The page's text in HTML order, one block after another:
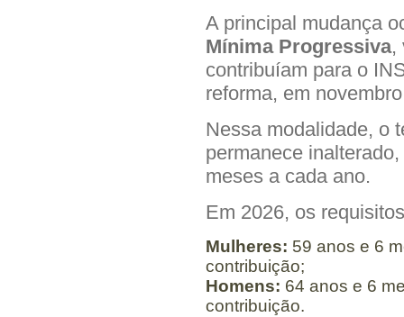
A principal mudança
Mínima Progressiva,
contribuíam para o
reforma, em
Nessa modalidade, o
permanece
meses a cada ano.
Em 2026, os
Mulheres: 59 anos e 6
contribuição;
Homens: 64 anos e 6
contribuição.